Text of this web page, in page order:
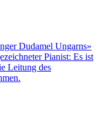
Dudamel Ungarns»
Pianist: Es ist
Leitung des